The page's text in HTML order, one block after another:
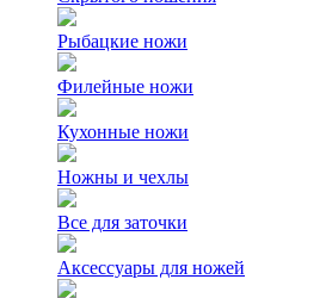
Рыбацкие ножи
Филейные ножи
Кухонные ножи
Ножны и чехлы
Все для заточки
Аксессуары для ножей